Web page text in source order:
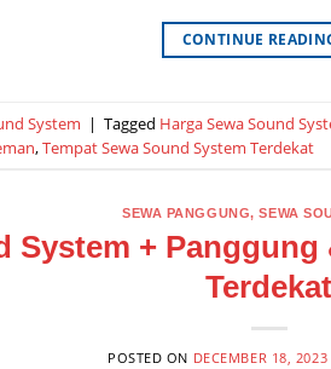
CONTINUE
System | Tagged Harga Sewa Sound
,Tempat Sewa Sound System Terdekat
SEWA PANGGUNG,SEWA
System +
Terdekat
POSTED ON DECEMBER 18, 2023